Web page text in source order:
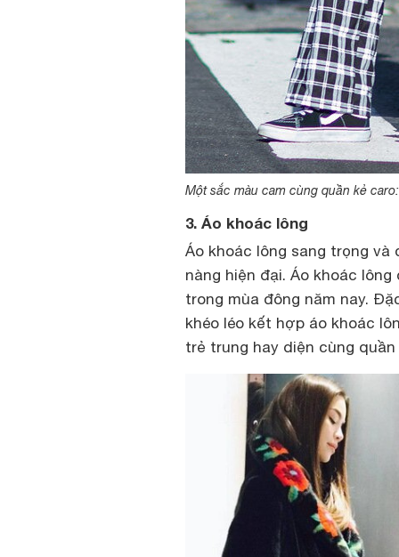
Một sắc màu cam cùng quần kẻ
3. Áo khoác lông
Áo khoác lông sang trọng
nàng hiện đại. Áo khoác
trong mùa đông năm nay.
khéo léo kết hợp áo khoác
trẻ trung hay diện cùng